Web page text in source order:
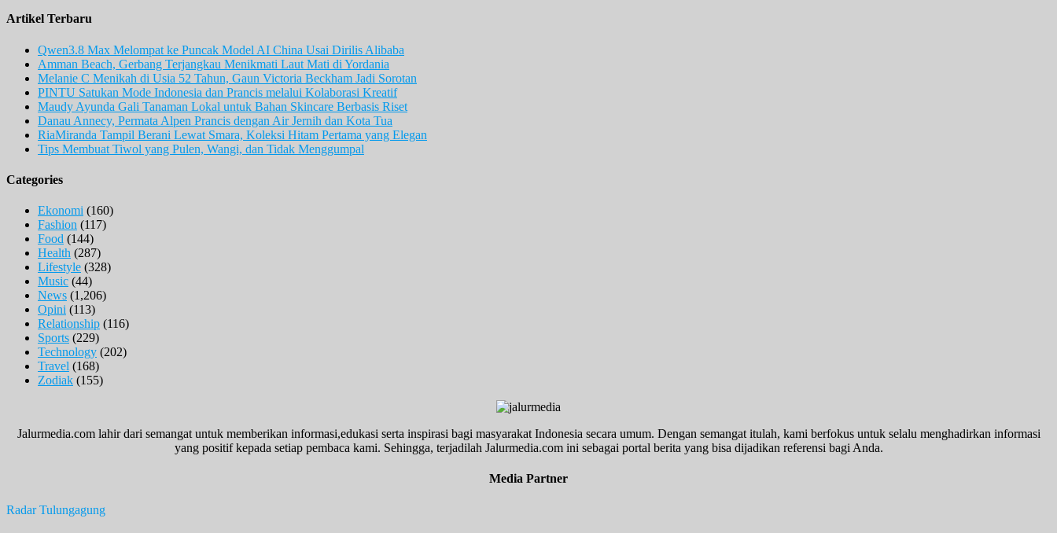
Artikel Terbaru
Qwen3.8 Max Melompat ke Puncak Model AI China Usai Dirilis Alibaba
Amman Beach, Gerbang Terjangkau Menikmati Laut Mati di Yordania
Melanie C Menikah di Usia 52 Tahun, Gaun Victoria Beckham Jadi Sorotan
PINTU Satukan Mode Indonesia dan Prancis melalui Kolaborasi Kreatif
Maudy Ayunda Gali Tanaman Lokal untuk Bahan Skincare Berbasis Riset
Danau Annecy, Permata Alpen Prancis dengan Air Jernih dan Kota Tua
RiaMiranda Tampil Berani Lewat Smara, Koleksi Hitam Pertama yang Elegan
Tips Membuat Tiwol yang Pulen, Wangi, dan Tidak Menggumpal
Categories
Ekonomi (160)
Fashion (117)
Food (144)
Health (287)
Lifestyle (328)
Music (44)
News (1,206)
Opini (113)
Relationship (116)
Sports (229)
Technology (202)
Travel (168)
Zodiak (155)
Jalurmedia.com lahir dari semangat untuk memberikan informasi,edukasi serta inspirasi bagi masyarakat Indonesia secara umum. Dengan semangat itulah, kami berfokus untuk selalu menghadirkan informasi
yang positif kepada setiap pembaca kami. Sehingga, terjadilah Jalurmedia.com ini sebagai portal berita yang bisa dijadikan referensi bagi Anda.
Media Partner
Radar Tulungagung